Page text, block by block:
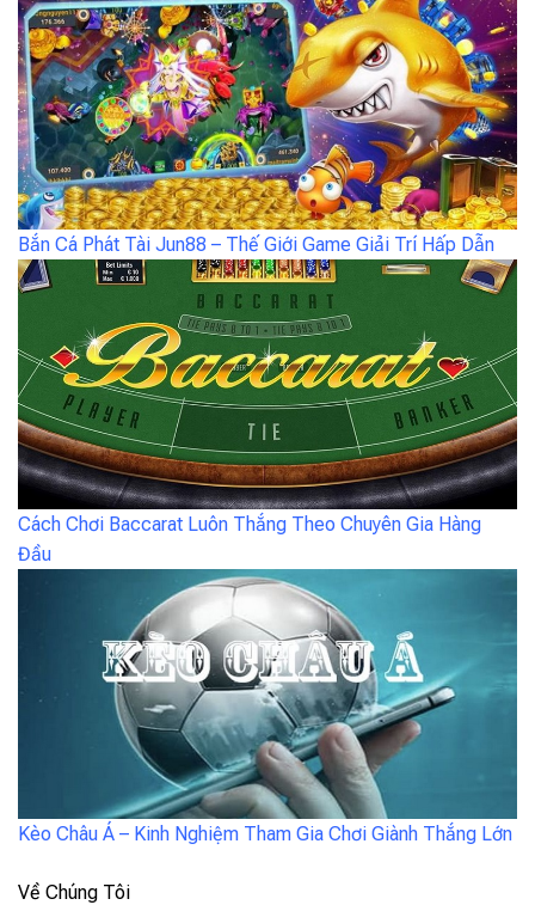
Bắn Cá Phát Tài Jun88 – Thế Giới Game Giải Trí Hấp Dẫn
Cách Chơi Baccarat Luôn Thắng Theo Chuyên Gia Hàng
Đầu
Kèo Châu Á – Kinh Nghiệm Tham Gia Chơi Giành Thắng Lớn
Về Chúng Tôi